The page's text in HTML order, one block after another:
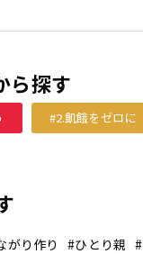
ら探す
#2.飢餓をゼロに
がり作り ひとり親